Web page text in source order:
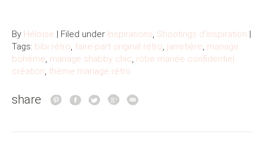
By Héloïse | Filed under Inspirations, Shootings d'inspiration |
Tags: bibi rétro, faire-part original rétro, jarretière, mariage
bohème, mariage shabby chic, robe mariée confidentiel
création, thème mariage rétro
share